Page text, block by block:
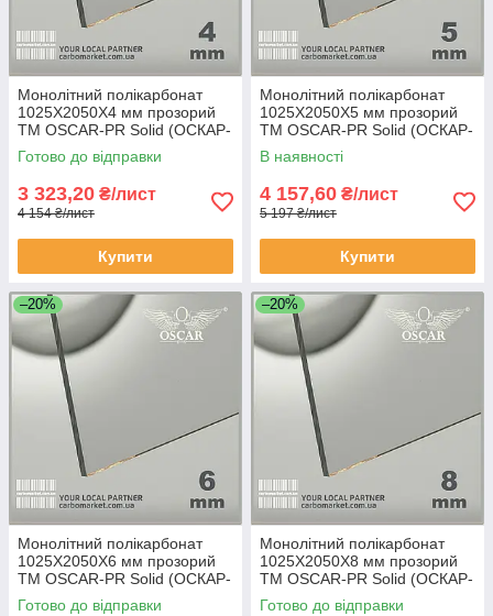
Монолітний полікарбонат
1025Х2050Х4 мм прозорий
TM OSCAR-PR Solid (ОСКАР-
Преміум) Сербія
Готово до відправки
3 323,20 ₴/лист
4 154 ₴/лист
Купити
Монолітний полікарбонат
1025Х2050Х5 мм прозорий
TM OSCAR-PR Solid (ОСКАР-
Преміум) Сербія
В наявності
4 157,60 ₴/лист
5 197 ₴/лист
Купити
–20%
Монолітний полікарбонат
1025Х2050Х6 мм прозорий
TM OSCAR-PR Solid (ОСКАР-
Преміум) Сербія
Готово до відправки
–20%
Монолітний полікарбонат
1025Х2050Х8 мм прозорий
TM OSCAR-PR Solid (ОСКАР-
Преміум) Сербія
Готово до відправки